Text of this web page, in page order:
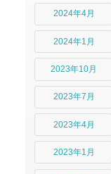
2024年4月
2024年1月
2023年10月
2023年7月
2023年4月
2023年1月